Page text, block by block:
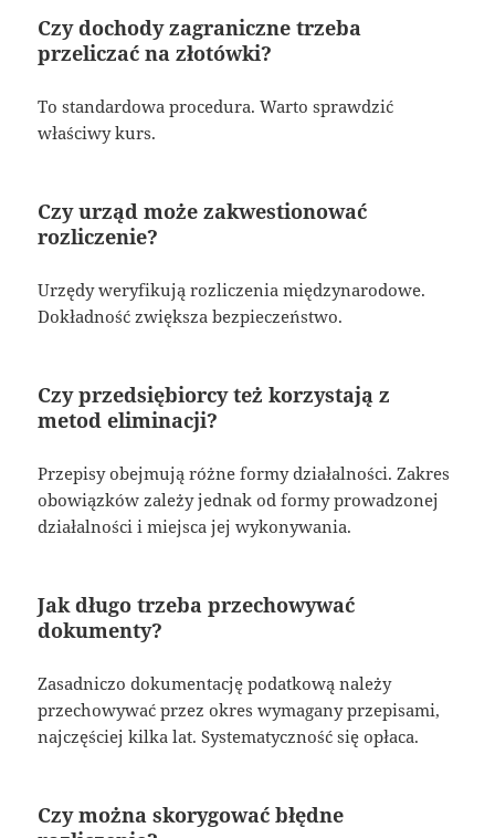
Czy dochody zagraniczne trzeba
przeliczać na złotówki?
To standardowa procedura. Warto sprawdzić
właściwy kurs.
Czy urząd może zakwestionować
rozliczenie?
Urzędy weryfikują rozliczenia międzynarodowe.
Dokładność zwiększa bezpieczeństwo.
Czy przedsiębiorcy też korzystają z
metod eliminacji?
Przepisy obejmują różne formy działalności. Zakres
obowiązków zależy jednak od formy prowadzonej
działalności i miejsca jej wykonywania.
Jak długo trzeba przechowywać
dokumenty?
Zasadniczo dokumentację podatkową należy
przechowywać przez okres wymagany przepisami,
najczęściej kilka lat. Systematyczność się opłaca.
Czy można skorygować błędne